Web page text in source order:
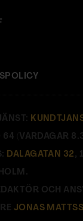
64 (VARDAGAR
DALAGATAN 32 ,
OCH
JONAS